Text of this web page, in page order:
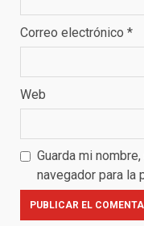
Correo electrónico *
Web
Guarda mi
navegador para la